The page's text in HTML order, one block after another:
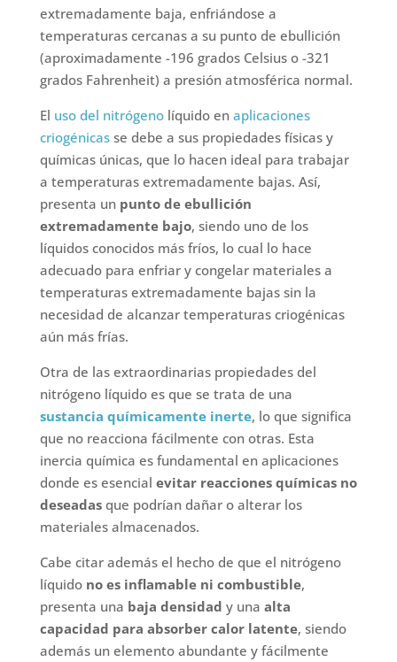
extremadamente baja, enfriándose a
temperaturas cercanas a su punto de ebullición
(aproximadamente -196 grados Celsius o -321
grados Fahrenheit) a presión atmosférica normal.
El uso del nitrógenolíquido en aplicaciones
criogénicasse debe a sus propiedades físicas y
químicas únicas, que lo hacen ideal para trabajar
a temperaturas extremadamente bajas. Así,
presenta un punto de ebullición
extremadamente bajo, siendo uno de los
líquidos conocidos más fríos, lo cual lo hace
adecuado para enfriar y congelar materiales a
temperaturas extremadamente bajas sin la
necesidad de alcanzar temperaturas criogénicas
aún más frías.
Otra de las extraordinarias propiedades del
nitrógeno líquido es que se trata de una
sustancia químicamente inerte, lo que significa
que no reacciona fácilmente con otras. Esta
inercia química es fundamental en aplicaciones
donde es esencial evitar reacciones químicas no
deseadasque podrían dañar o alterar los
materiales almacenados.
Cabe citar además el hecho de que el nitrógeno
líquidono es inflamable ni combustible,
presenta una baja densidad y una alta
capacidad para absorber calor latente, siendo
además un elemento abundante y fácilmente